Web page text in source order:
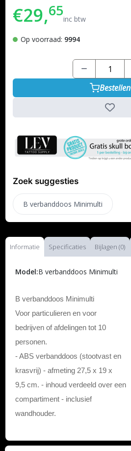
€29,65inc btw
Op voorraad: 9994
Bestellen
Zoek suggesties
B verbanddoos Minimulti
Informatie Specificaties Bijlagen (0)
Model:B verbanddoos Minimulti
B verbanddoos Minimulti
Voor particulieren en voor
bedrijven of afdelingen tot 10
personen.
- ABS verbanddoos (stootvast en
krasvrij) - afmeting 27,5 x 19 x
9,5 cm. - inhoud verdeeld over een
compartiment - inclusief
wandhouder.